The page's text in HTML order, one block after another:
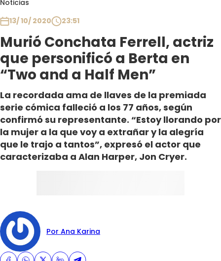
Noticias
13/ 10/ 2020
23:51
Murió Conchata Ferrell, actriz
que personificó a Berta en
“Two and a Half Men”
La recordada ama de llaves de la premiada
serie cómica falleció a los 77 años, según
confirmó su representante. “Estoy llorando por
la mujer a la que voy a extrañar y la alegría
que le trajo a tantos”, expresó el actor que
caracterizaba a Alan Harper, Jon Cryer.
Por Ana Karina
Club De La Comedia
Contigo en Directo
Plan Perfecto
El Tiempo
Sabingo
Todos Los Programas